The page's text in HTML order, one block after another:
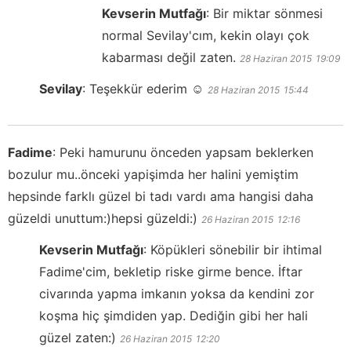
Kevserin Mutfağı: Bir miktar sönmesi
normal Sevilay'cım, kekin olayı çok
kabarması değil zaten. 28 Haziran 2015 19:09
Sevilay: Teşekkür ederim ☺️ 28 Haziran 2015 15:44
Fadime: Peki hamurunu önceden yapsam beklerken
bozulur mu..önceki yapişimda her halini yemiştim
hepsinde farklı güzel bi tadı vardı ama hangisi daha
güzeldi unuttum:)hepsi güzeldi:) 26 Haziran 2015 12:16
Kevserin Mutfağı: Köpükleri sönebilir bir ihtimal
Fadime'cim, bekletip riske girme bence. İftar
civarında yapma imkanın yoksa da kendini zor
koşma hiç şimdiden yap. Dediğin gibi her hali
güzel zaten:) 26 Haziran 2015 12:20